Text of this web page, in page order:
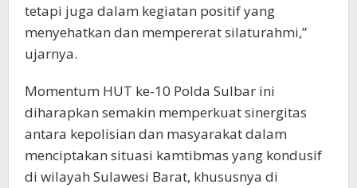
tetapi juga dalam kegiatan positif yang
menyehatkan dan mempererat silaturahmi,”
ujarnya.
Momentum HUT ke-10 Polda Sulbar ini
diharapkan semakin memperkuat sinergitas
antara kepolisian dan masyarakat dalam
menciptakan situasi kamtibmas yang kondusif
di wilayah Sulawesi Barat, khususnya di